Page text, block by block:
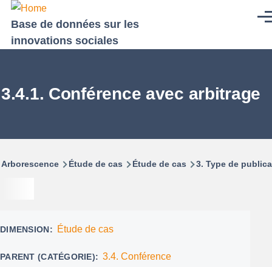
Aller au contenu principal
Base de données sur les
innovations sociales
3.4.1. Conférence avec arbitrage
Fil
Arborescence Étude de cas Étude de cas 3. Type de
DIMENSION Étude de cas
PARENT (CATÉGORIE) 3.4. Conférence